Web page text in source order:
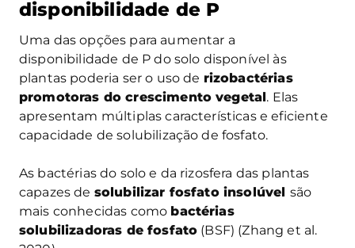
disponibilidade de P
Uma das opções para aumentar a
disponibilidade de P do solo disponível às
plantas poderia ser o uso de rizobactérias
promotoras do crescimento vegetal. Elas
apresentam múltiplas características e eficiente
capacidade de solubilização de fosfato.
As bactérias do solo e da rizosfera das plantas
capazes de solubilizar fosfato insolúvel são
mais conhecidas como bactérias
solubilizadoras de fosfato (BSF) (Zhang et al.